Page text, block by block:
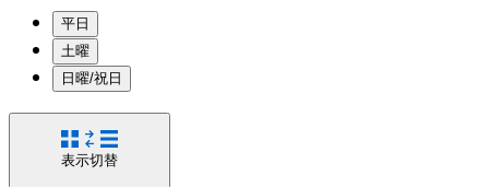
平日
土曜
日曜/祝日
表示切替